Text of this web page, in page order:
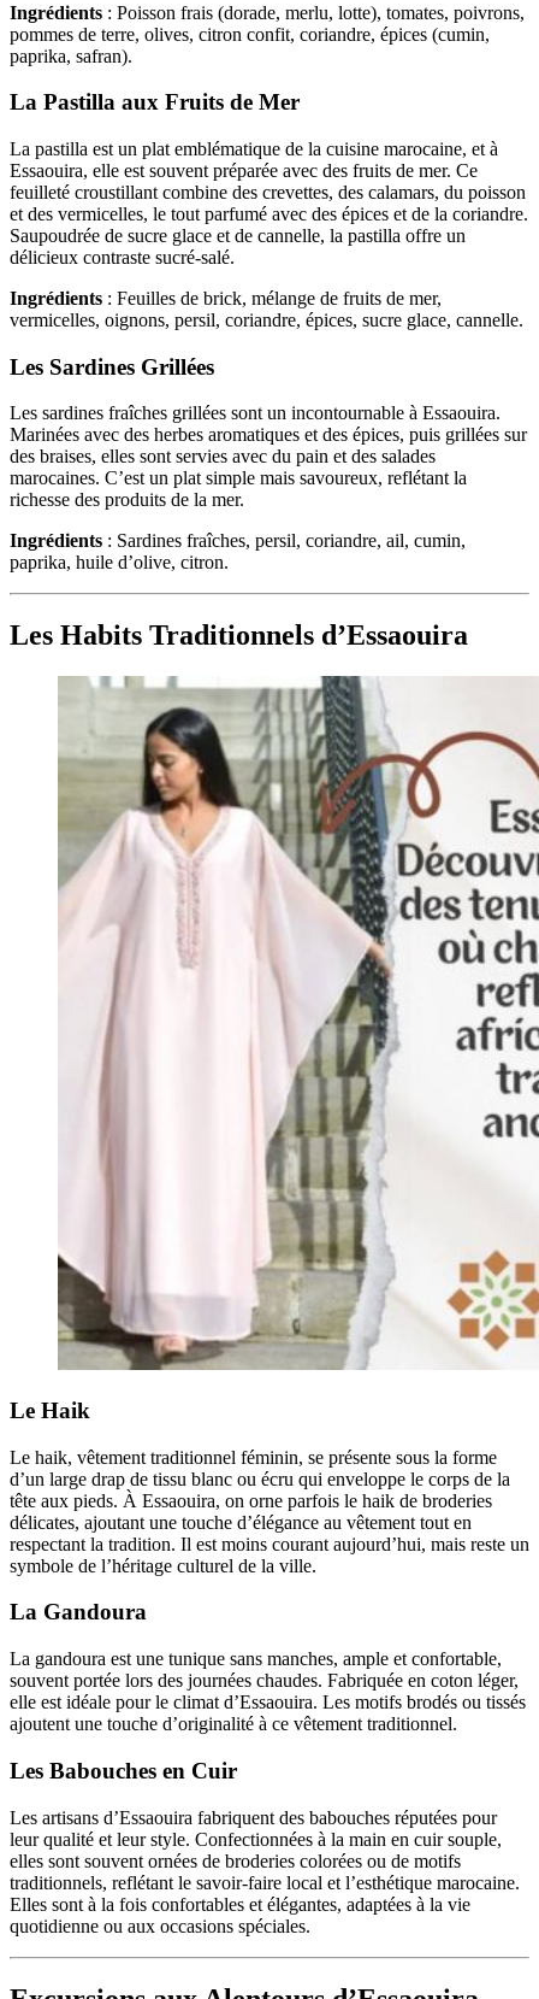
Ingrédients : Poisson frais (dorade, merlu, lotte), tomates, poivrons,
pommes de terre, olives, citron confit, coriandre, épices (cumin,
paprika, safran).
La Pastilla aux Fruits de Mer
La pastilla est un plat emblématique de la cuisine marocaine, et à
Essaouira, elle est souvent préparée avec des fruits de mer. Ce
feuilleté croustillant combine des crevettes, des calamars, du poisson
et des vermicelles, le tout parfumé avec des épices et de la coriandre.
Saupoudrée de sucre glace et de cannelle, la pastilla offre un
délicieux contraste sucré-salé.
Ingrédients : Feuilles de brick, mélange de fruits de mer,
vermicelles, oignons, persil, coriandre, épices, sucre glace, cannelle.
Les Sardines Grillées
Les sardines fraîches grillées sont un incontournable à Essaouira.
Marinées avec des herbes aromatiques et des épices, puis grillées sur
des braises, elles sont servies avec du pain et des salades
marocaines. C’est un plat simple mais savoureux, reflétant la
richesse des produits de la mer.
Ingrédients : Sardines fraîches, persil, coriandre, ail, cumin,
paprika, huile d’olive, citron.
Les Habits Traditionnels d’Essaouira
Le Haik
Le haik, vêtement traditionnel féminin, se présente sous la forme
d’un large drap de tissu blanc ou écru qui enveloppe le corps de la
tête aux pieds. À Essaouira, on orne parfois le haik de broderies
délicates, ajoutant une touche d’élégance au vêtement tout en
respectant la tradition. Il est moins courant aujourd’hui, mais reste un
symbole de l’héritage culturel de la ville.
La Gandoura
La gandoura est une tunique sans manches, ample et confortable,
souvent portée lors des journées chaudes. Fabriquée en coton léger,
elle est idéale pour le climat d’Essaouira. Les motifs brodés ou tissés
ajoutent une touche d’originalité à ce vêtement traditionnel.
Les Babouches en Cuir
Les artisans d’Essaouira fabriquent des babouches réputées pour
leur qualité et leur style. Confectionnées à la main en cuir souple,
elles sont souvent ornées de broderies colorées ou de motifs
traditionnels, reflétant le savoir-faire local et l’esthétique marocaine.
Elles sont à la fois confortables et élégantes, adaptées à la vie
quotidienne ou aux occasions spéciales.